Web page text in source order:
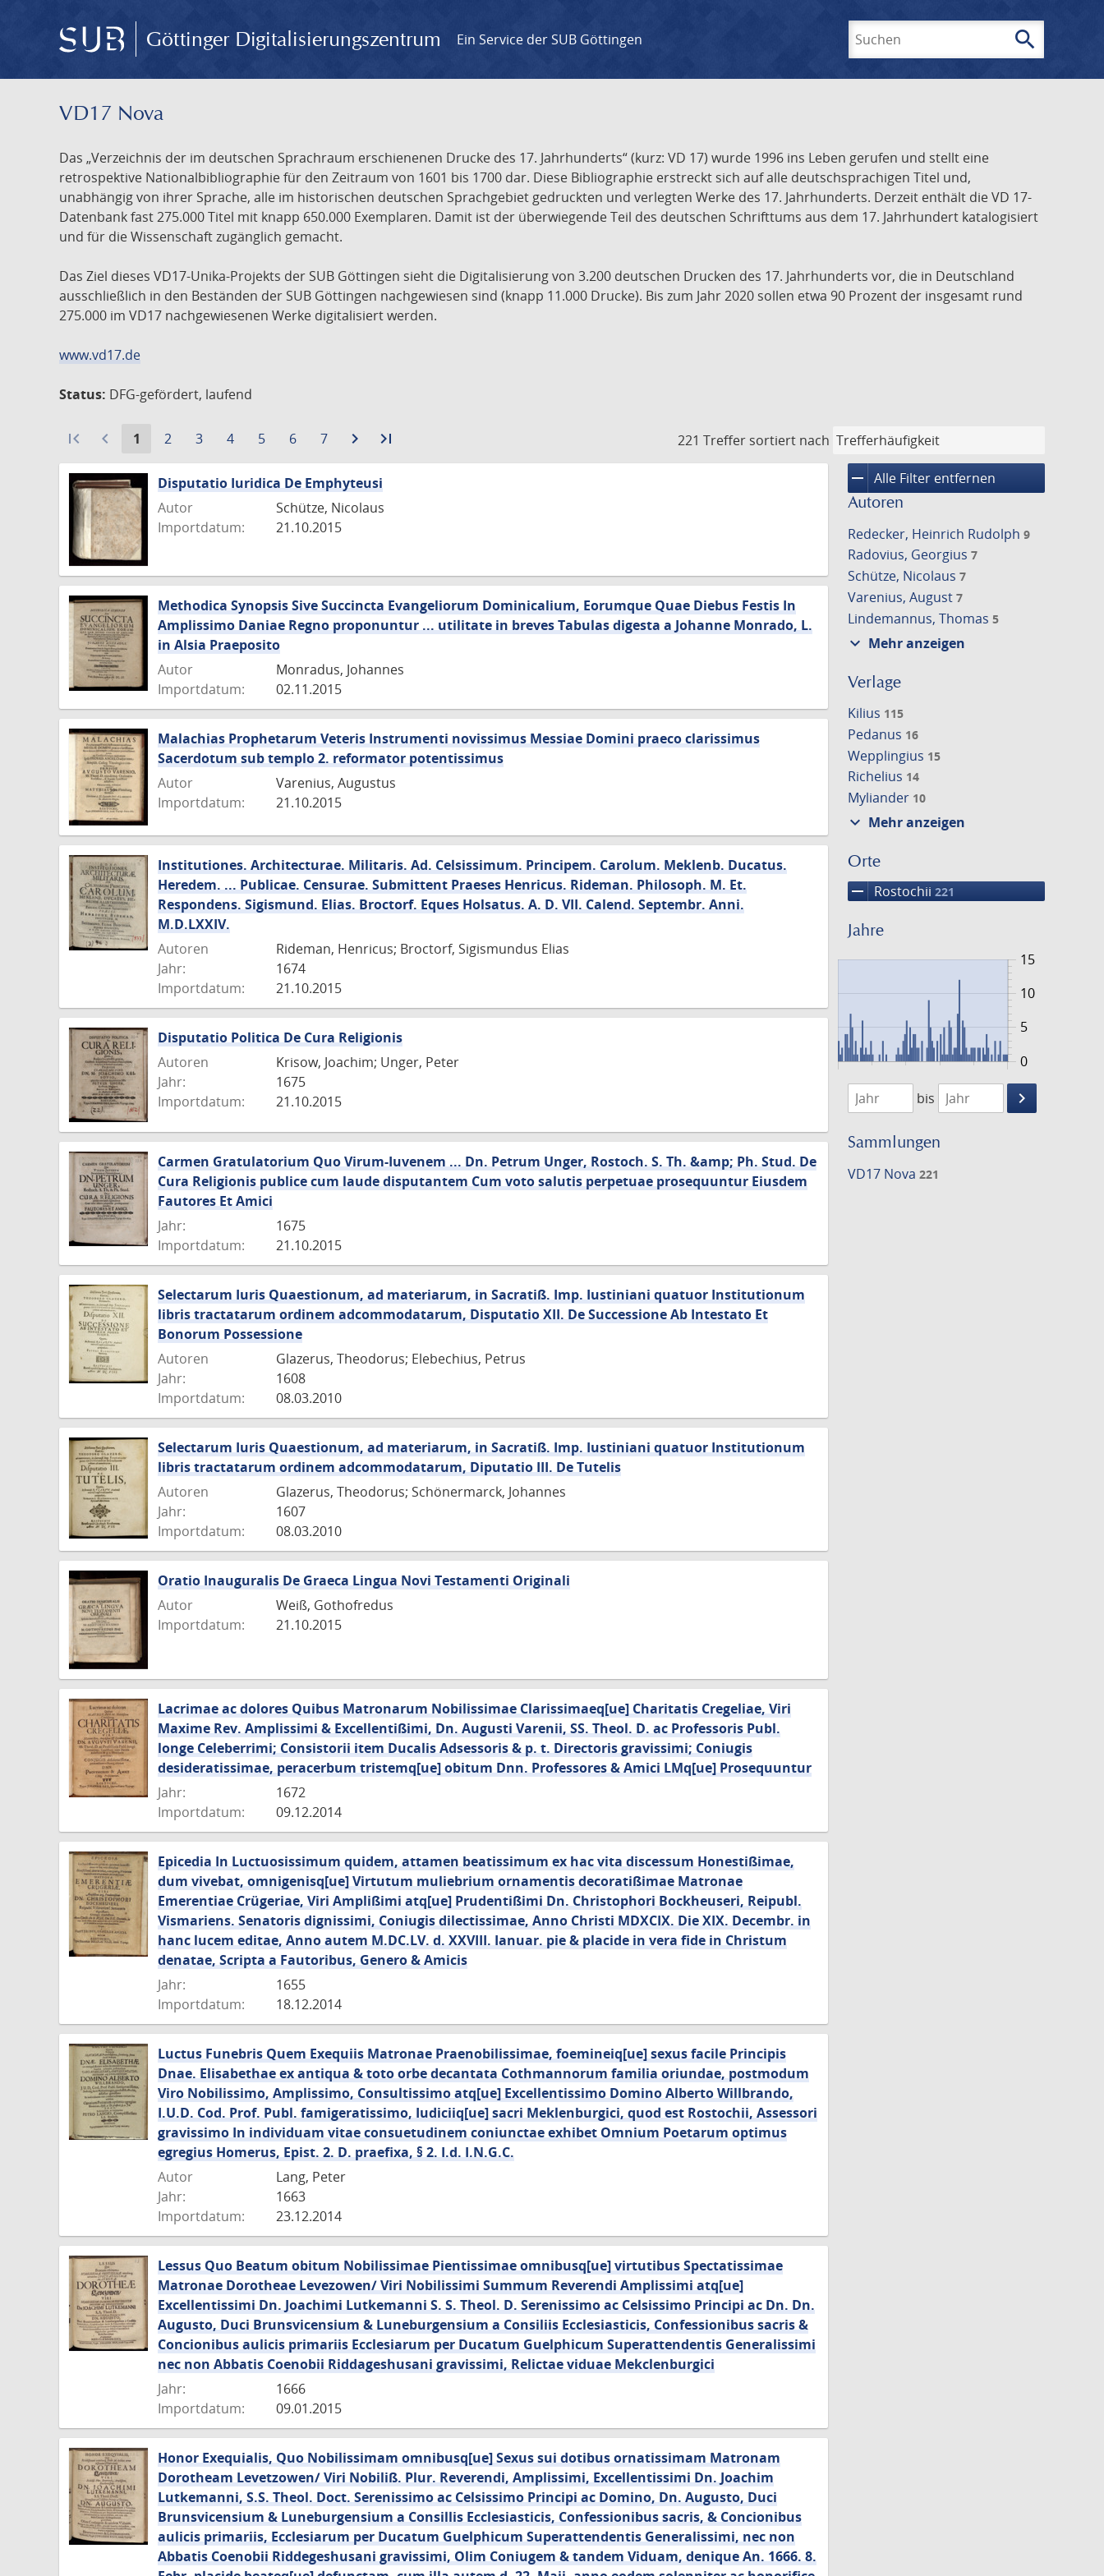
Göttinger Digitalisierungszentrum Ein Service der SUB Göttingen search
VD17 Nova
Das „Verzeichnis der im deutschen Sprachraum erschienenen Drucke des 17. Jahrhunderts“ (kurz: VD 17) wurde 1996 ins Leben gerufen und stellt eine
retrospektive Nationalbibliographie für den Zeitraum von 1601 bis 1700 dar. Diese Bibliographie erstreckt sich auf alle deutschsprachigen Titel und,
unabhängig von ihrer Sprache, alle im historischen deutschen Sprachgebiet gedruckten und verlegten Werke des 17. Jahrhunderts. Derzeit enthält die VD 17-
Datenbank fast 275.000 Titel mit knapp 650.000 Exemplaren. Damit ist der überwiegende Teil des deutschen Schrifttums aus dem 17. Jahrhundert katalogisiert
und für die Wissenschaft zugänglich gemacht.
Das Ziel dieses VD17-Unika-Projekts der SUB Göttingen sieht die Digitalisierung von 3.200 deutschen Drucken des 17. Jahrhunderts vor, die in Deutschland
ausschließlich in den Beständen der SUB Göttingen nachgewiesen sind (knapp 11.000 Drucke). Bis zum Jahr 2020 sollen etwa 90 Prozent der insgesamt rund
275.000 im VD17 nachgewiesenen Werke digitalisiert werden.
www.vd17.de
Status: DFG-gefördert, laufend
221 Treffer sortiert nach
first_page navigate_before
Aktuelle
1
Gehe
Seite
2
Gehe
Seite
3
Gehe
Seite
4
Gehe
Seite
5
Gehe
Seite
6
Gehe
Seite
7 navigate_next
Zur
Seite
last_page
remove Alle Filter entfernen
Autoren
Redecker, Heinrich Rudolph 9
Radovius, Georgius 7
Schütze, Nicolaus 7
Varenius, August 7
Lindemannus, Thomas 5
expand_more Mehr anzeigen
Verlage
Kilius 115
Pedanus 16
Wepplingius 15
Richelius 14
Myliander 10
expand_more Mehr anzeigen
Orte
remove Rostochii 221
Jahre
0
5
15
10
1601
1701
bis
keyboard_arrow_right
Suche
Sammlungen
VD17 Nova 221
Disputatio Iuridica De Emphyteusi
Autor
Schütze, Nicolaus
Importdatum:
21.10.2015
Methodica Synopsis Sive Succincta Evangeliorum Dominicalium, Eorumque Quae Diebus Festis In
Amplissimo Daniae Regno proponuntur ... utilitate in breves Tabulas digesta a Johanne Monrado, L.
in Alsia Praeposito
Autor
Monradus, Johannes
Importdatum:
02.11.2015
Malachias Prophetarum Veteris Instrumenti novissimus Messiae Domini praeco clarissimus
Sacerdotum sub templo 2. reformator potentissimus
Autor
Varenius, Augustus
Importdatum:
21.10.2015
Institutiones. Architecturae. Militaris. Ad. Celsissimum. Principem. Carolum. Meklenb. Ducatus.
Heredem. ... Publicae. Censurae. Submittent Praeses Henricus. Rideman. Philosoph. M. Et.
Respondens. Sigismund. Elias. Broctorf. Eques Holsatus. A. D. VII. Calend. Septembr. Anni.
M.D.LXXIV.
Autoren
Rideman, Henricus; Broctorf, Sigismundus Elias
Jahr:
1674
Importdatum:
21.10.2015
Disputatio Politica De Cura Religionis
Autoren
Krisow, Joachim; Unger, Peter
Jahr:
1675
Importdatum:
21.10.2015
Carmen Gratulatorium Quo Virum-Iuvenem ... Dn. Petrum Unger, Rostoch. S. Th. &amp; Ph. Stud. De
Cura Religionis publice cum laude disputantem Cum voto salutis perpetuae prosequuntur Eiusdem
Fautores Et Amici
Jahr:
1675
Importdatum:
21.10.2015
Selectarum Iuris Quaestionum, ad materiarum, in Sacratiß. Imp. Iustiniani quatuor Institutionum
libris tractatarum ordinem adcommodatarum, Disputatio XII. De Successione Ab Intestato Et
Bonorum Possessione
Autoren
Glazerus, Theodorus; Elebechius, Petrus
Jahr:
1608
Importdatum:
08.03.2010
Selectarum Iuris Quaestionum, ad materiarum, in Sacratiß. Imp. Iustiniani quatuor Institutionum
libris tractatarum ordinem adcommodatarum, Diputatio III. De Tutelis
Autoren
Glazerus, Theodorus; Schönermarck, Johannes
Jahr:
1607
Importdatum:
08.03.2010
Oratio Inauguralis De Graeca Lingua Novi Testamenti Originali
Autor
Weiß, Gothofredus
Importdatum:
21.10.2015
Lacrimae ac dolores Quibus Matronarum Nobilissimae Clarissimaeq[ue] Charitatis Cregeliae, Viri
Maxime Rev. Amplissimi & Excellentißimi, Dn. Augusti Varenii, SS. Theol. D. ac Professoris Publ.
longe Celeberrimi; Consistorii item Ducalis Adsessoris & p. t. Directoris gravissimi; Coniugis
desideratissimae, peracerbum tristemq[ue] obitum Dnn. Professores & Amici LMq[ue] Prosequuntur
Jahr:
1672
Importdatum:
09.12.2014
Epicedia In Luctuosissimum quidem, attamen beatissimum ex hac vita discessum Honestißimae,
dum vivebat, omnigenisq[ue] Virtutum muliebrium ornamentis decoratißimae Matronae
Emerentiae Crügeriae, Viri Amplißimi atq[ue] Prudentißimi Dn. Christophori Bockheuseri, Reipubl.
Vismariens. Senatoris dignissimi, Coniugis dilectissimae, Anno Christi MDXCIX. Die XIX. Decembr. in
hanc lucem editae, Anno autem M.DC.LV. d. XXVIII. Ianuar. pie & placide in vera fide in Christum
denatae, Scripta a Fautoribus, Genero & Amicis
Jahr:
1655
Importdatum:
18.12.2014
Luctus Funebris Quem Exequiis Matronae Praenobilissimae, foemineiq[ue] sexus facile Principis
Dnae. Elisabethae ex antiqua & toto orbe decantata Cothmannorum familia oriundae, postmodum
Viro Nobilissimo, Amplissimo, Consultissimo atq[ue] Excellentissimo Domino Alberto Willbrando,
I.U.D. Cod. Prof. Publ. famigeratissimo, Iudiciiq[ue] sacri Meklenburgici, quod est Rostochii, Assessori
gravissimo In individuam vitae consuetudinem coniunctae exhibet Omnium Poetarum optimus
egregius Homerus, Epist. 2. D. praefixa, § 2. I.d. I.N.G.C.
Autor
Lang, Peter
Jahr:
1663
Importdatum:
23.12.2014
Lessus Quo Beatum obitum Nobilissimae Pientissimae omnibusq[ue] virtutibus Spectatissimae
Matronae Dorotheae Levezowen/ Viri Nobilissimi Summum Reverendi Amplissimi atq[ue]
Excellentissimi Dn. Joachimi Lutkemanni S. S. Theol. D. Serenissimo ac Celsissimo Principi ac Dn. Dn.
Augusto, Duci Brunsvicensium & Luneburgensium a Consiliis Ecclesiasticis, Confessionibus sacris &
Concionibus aulicis primariis Ecclesiarum per Ducatum Guelphicum Superattendentis Generalissimi
nec non Abbatis Coenobii Riddageshusani gravissimi, Relictae viduae Mekclenburgici
Jahr:
1666
Importdatum:
09.01.2015
Honor Exequialis, Quo Nobilissimam omnibusq[ue] Sexus sui dotibus ornatissimam Matronam
Dorotheam Levetzowen/ Viri Nobiliß. Plur. Reverendi, Amplissimi, Excellentissimi Dn. Joachim
Lutkemanni, S.S. Theol. Doct. Serenissimo ac Celsissimo Principi ac Domino, Dn. Augusto, Duci
Brunsvicensium & Luneburgensium a Consillis Ecclesiasticis, Confessionibus sacris, & Concionibus
aulicis primariis, Ecclesiarum per Ducatum Guelphicum Superattendentis Generalissimi, nec non
Abbatis Coenobii Riddegeshusani gravissimi, Olim Coniugem & tandem Viduam, denique An. 1666. 8.